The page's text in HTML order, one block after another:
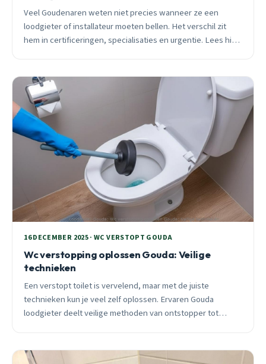
Veel Goudenaren weten niet precies wanneer ze een
loodgieter of installateur moeten bellen. Het verschil zit
hem in certificeringen, specialisaties en urgentie. Lees hier
16 DECEMBER 2025 · WC VERSTOPT GOUDA
Wc verstopping oplossen Gouda: Veilige
technieken
Een verstopt toilet is vervelend, maar met de juiste
technieken kun je veel zelf oplossen. Ervaren Gouda
loodgieter deelt veilige methoden van ontstopper tot